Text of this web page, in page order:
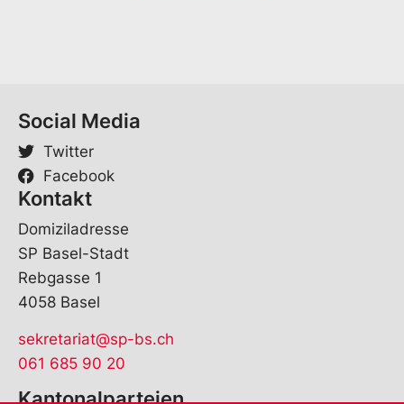
Social Media
Twitter
Facebook
Kontakt
Domiziladresse
SP Basel-Stadt
Rebgasse 1
4058 Basel
sekretariat@sp-bs.ch
061 685 90 20
Kantonalparteien